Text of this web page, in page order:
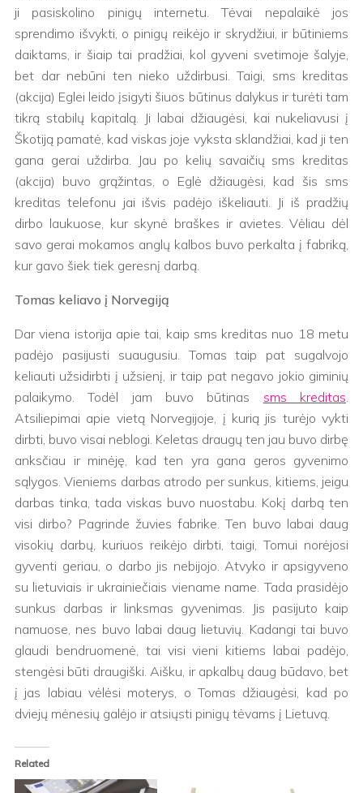
ji pasiskolino pinigų internetu. Tėvai nepalaikė jos
sprendimo išvykti, o pinigų reikėjo ir skrydžiui, ir būtiniems
daiktams, ir šiaip tai pradžiai, kol gyveni svetimoje šalyje,
bet dar nebūni ten nieko uždirbusi. Taigi, sms kreditas
(akcija) Eglei leido įsigyti šiuos būtinus dalykus ir turėti tam
tikrą stabilų kapitalą. Ji labai džiaugėsi, kai nukeliavusi į
Škotiją pamatė, kad viskas joje vyksta sklandžiai, kad ji ten
gana gerai uždirba. Jau po kelių savaičių sms kreditas
(akcija) buvo grąžintas, o Eglė džiaugėsi, kad šis sms
kreditas telefonu jai išvis padėjo iškeliauti. Ji iš pradžių
dirbo laukuose, kur skynė braškes ir avietes. Vėliau dėl
savo gerai mokamos anglų kalbos buvo perkalta į fabriką,
kur gavo šiek tiek geresnį darbą.
Tomas keliavo į Norvegiją
Dar viena istorija apie tai, kaip sms kreditas nuo 18 metu
padėjo pasijusti suaugusiu. Tomas taip pat sugalvojo
keliauti užsidirbti į užsienį, ir taip pat negavo jokio giminių
palaikymo. Todėl jam buvo būtinas sms kreditas.
Atsiliepimai apie vietą Norvegijoje, į kurią jis turėjo vykti
dirbti, buvo visai neblogi. Keletas draugų ten jau buvo dirbę
anksčiau ir minėję, kad ten yra gana geros gyvenimo
sąlygos. Vieniems darbas atrodo per sunkus, kitiems, jeigu
darbas tinka, tada viskas buvo nuostabu. Kokį darbą ten
visi dirbo? Pagrinde žuvies fabrike. Ten buvo labai daug
visokių darbų, kuriuos reikėjo dirbti, taigi, Tomui norėjosi
gyventi geriau, o darbo jis nebijojo. Atvyko ir apsigyveno
su lietuviais ir ukrainiečiais viename name. Tada prasidėjo
sunkus darbas ir linksmas gyvenimas. Jis pasijuto kaip
namuose, nes buvo labai daug lietuvių. Kadangi tai buvo
glaudi bendruomenė, tai visi vieni kitiems labai padėjo,
stengėsi būti draugiški. Aišku, ir apkalbų daug būdavo, bet
į jas labiau vėlėsi moterys, o Tomas džiaugėsi, kad po
dviejų mėnesių galėjo ir atsiųsti pinigų tėvams į Lietuvą.
Related